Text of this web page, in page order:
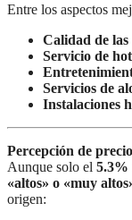
Entre los aspectos
Calidad de
Servicio de
Servicios de
Instalaciones
Percepción de
Aunque solo el 5.3%
«altos» o «muy
origen: